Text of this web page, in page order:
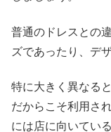
普通のドレスとの
ズであったり、デ
特に大きく異なる
だからこそ利用さ
には店に向いてい